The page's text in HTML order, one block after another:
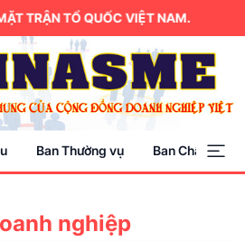
TỔ QUỐC VIỆT NAM.
Ban Thường vụ Ban Chấp hành
nghiệp